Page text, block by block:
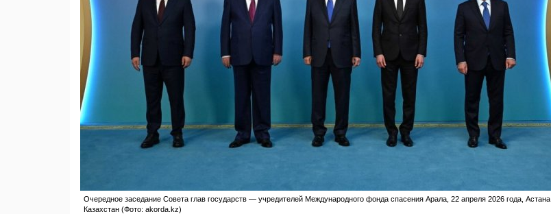
Очередное заседание Совета глав государств — учредителей Международного фонда спасения Арала, 22 апреля 2026 года, Астана,
Казахстан (Фото: akorda.kz)